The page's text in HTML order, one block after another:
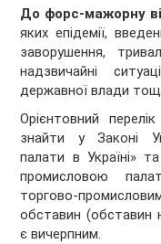
До форс-мажорну
яких епідемії,
заворушення,
надзвичайні
державної влади
Орієнтовний
знайти у Законі
палати в Україні»
промисловою
торгово-
обставин (обставин
є вичерпним.